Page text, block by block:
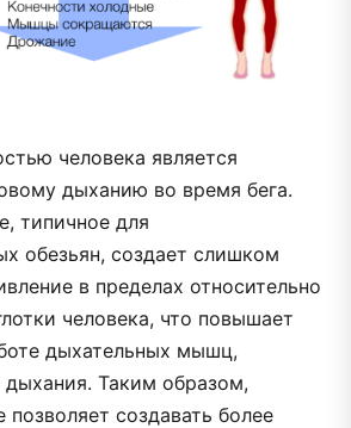
человека является
дыханию во время бега.
типичное для
обезьян, создает слишком
в пределах относительно
человека, что повышает
дыхательных мышц,
дыхания. Таким образом,
создавать более